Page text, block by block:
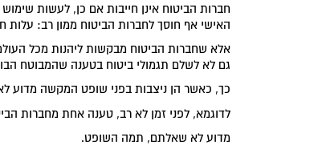
חברות הביטוח אינן חייבות אם כן, לעשות
האישי אף חוסך לחברות הביטוח ממון רב: עלות
אלא שחברות הביטוח מבקשות ליהנות מכל
גם לא לשלם תגמולי ביטוח בטענה שהמבוטח
כך, כאשר הן ניצבות בפני שופט המקשה מדוע
לדוגמא, לפני זמן לא רב, טענה אחת מחברות
מדוע לא שאלתם, תמה השופט.